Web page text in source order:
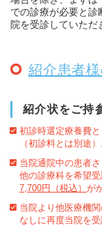
での診療が必要と診
院を受診していただ
紹介患者
紹介状をご持
初診時選定療養費と
（初診料とは別途）
当院通院中の患者
他の診療科を希望
7,700円（税込） が
当院より他医療機
なしに再度当院を